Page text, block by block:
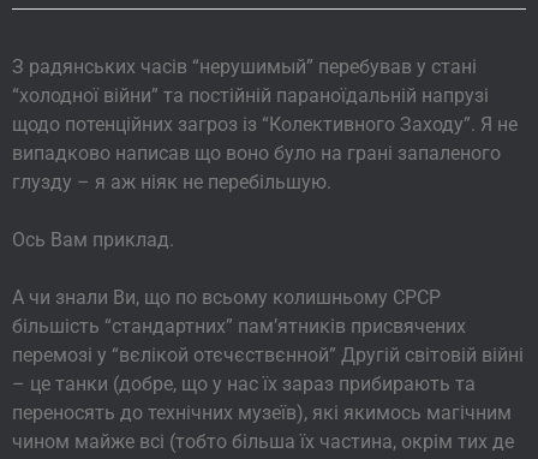
З радянських часів “нерушимый” перебував у стані
“холодної війни” та постійній параноїдальній напрузі
щодо потенційних загроз із “Колективного Заходу”. Я не
випадково написав що воно було на грані запаленого
глузду – я аж ніяк не перебільшую.
Ось Вам приклад.
А чи знали Ви, що по всьому колишньому СРСР
більшість “стандартних” пам’ятників присвячених
перемозі у “вєлікой отєчєствєнной” Другій світовій війні
– це танки (добре, що у нас їх зараз прибирають та
переносять до технічних музеїв), які якимось магічним
чином майже всі (тобто більша їх частина, окрім тих де